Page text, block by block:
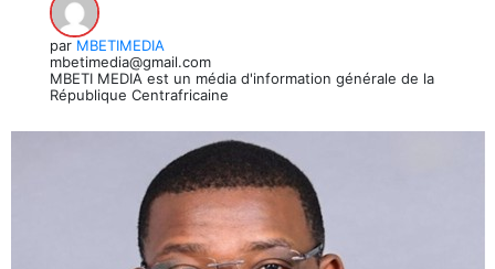
par MBETIMEDIA
mbetimedia@gmail.com
MBETI MEDIA est un média d'information générale de la
République Centrafricaine